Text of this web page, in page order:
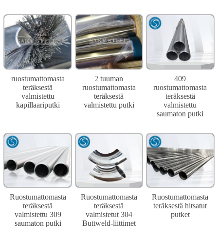
ruostumattomasta
teräksestä
valmistettu
kapillaariputki
2 tuuman
ruostumattomasta
teräksestä
valmistettu putki
409
ruostumattomasta
teräksestä
valmistettu
saumaton putki
Ruostumattomasta
teräksestä
valmistettu 309
saumaton putki
Ruostumattomasta
teräksestä
valmistetut 304
Buttweld-liittimet
Ruostumattomasta
teräksestä hitsatut
putket